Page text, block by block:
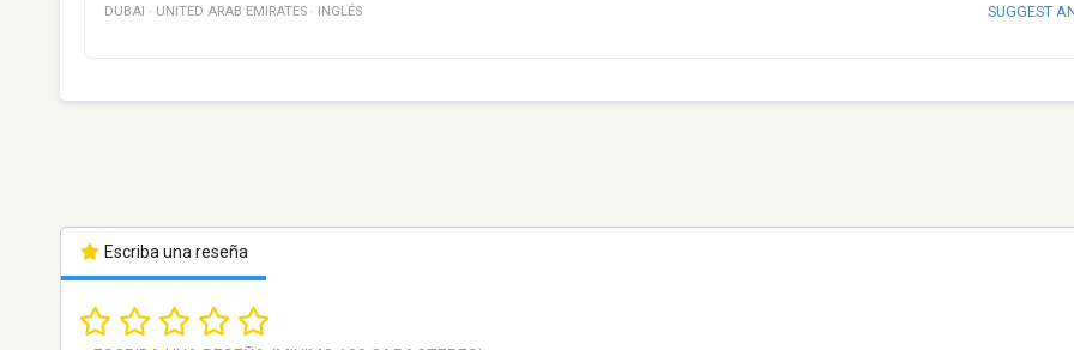
DUBAI · UNITED ARAB EMIRATES · INGLÉS SUGGEST
Escriba una reseña